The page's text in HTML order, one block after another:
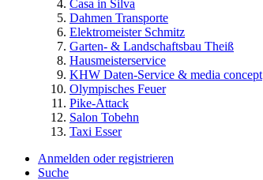
Casa in Silva
Dahmen Transporte
Elektromeister Schmitz
Garten- & Landschaftsbau Theiß
Hausmeisterservice
KHW Daten-Service & media concept
Olympisches Feuer
Pike-Attack
Salon Tobehn
Taxi Esser
Anmelden oder registrieren
Suche